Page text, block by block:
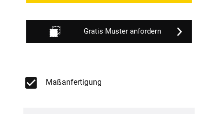
Maßanfertigung
Gratis Muster anfordern